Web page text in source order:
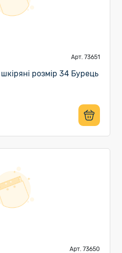
Арт. 73651
розмір 34 Бурець
Арт. 73650